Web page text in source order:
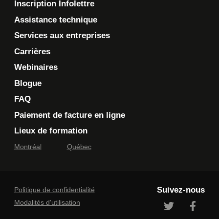
Inscription Infolettre
Assistance technique
Services aux entreprises
Carrières
Webinaires
Blogue
FAQ
Paiement de facture en ligne
Lieux de formation
Montréal Québec
Politique de confidentialité
Modalités d'utilisation
Suivez-nous